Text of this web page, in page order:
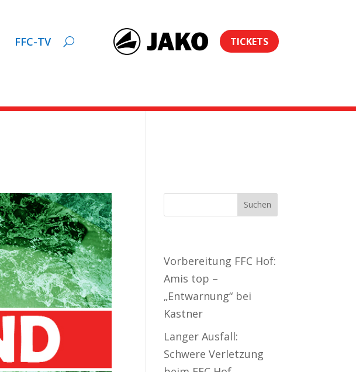
FFC-TV TICKETS
Vorbereitung FFC Hof:
Amis top –
„Entwarnung“ bei
Kastner
Langer Ausfall:
Schwere Verletzung